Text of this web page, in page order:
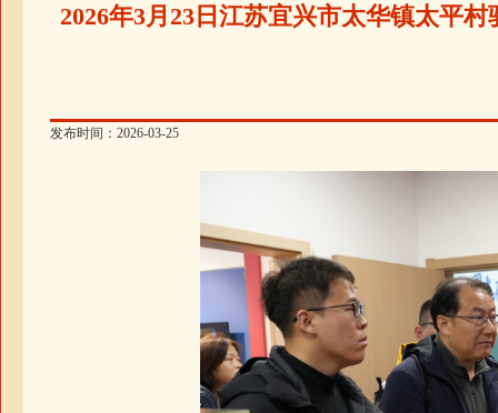
2026年3月23日江苏宜兴市太华镇太平
发布时间：2026-03-25